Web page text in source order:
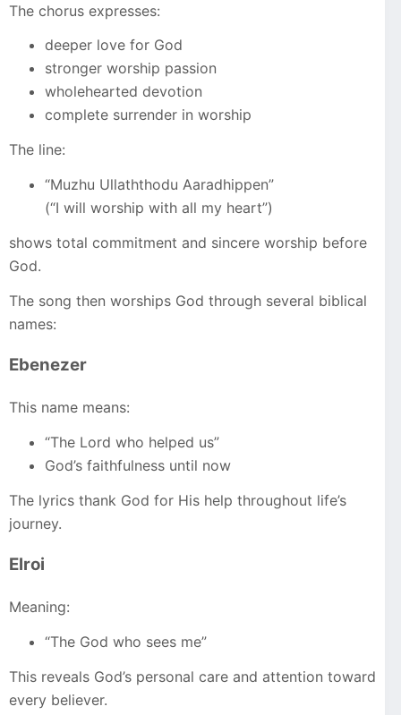
The chorus expresses:
deeper love for God
stronger worship passion
wholehearted devotion
complete surrender in worship
The line:
“Muzhu Ullaththodu Aaradhippen”
(“I will worship with all my heart”)
shows total commitment and sincere worship before
God.
The song then worships God through several biblical
names:
Ebenezer
This name means:
“The Lord who helped us”
God’s faithfulness until now
The lyrics thank God for His help throughout life’s
journey.
Elroi
Meaning:
“The God who sees me”
This reveals God’s personal care and attention toward
every believer.